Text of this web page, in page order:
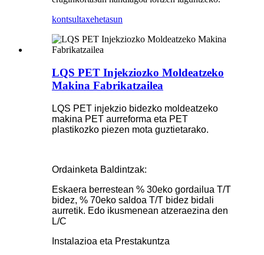
kontsultaxehetasun
LQS PET Injekziozko Moldeatzeko
Makina Fabrikatzailea
LQS PET injekzio bidezko moldeatzeko
makina PET aurreforma eta PET
plastikozko piezen mota guztietarako.
Ordainketa Baldintzak:
Eskaera berrestean % 30eko gordailua T/T
bidez, % 70eko saldoa T/T bidez bidali
aurretik. Edo ikusmenean atzeraezina den
L/C
Instalazioa eta Prestakuntza